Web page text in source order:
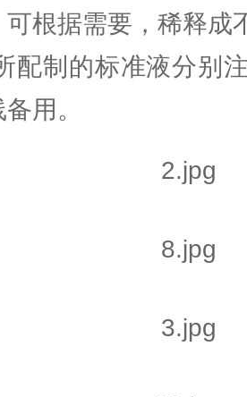
可根据需要，稀释成
制的标准液分别
用。